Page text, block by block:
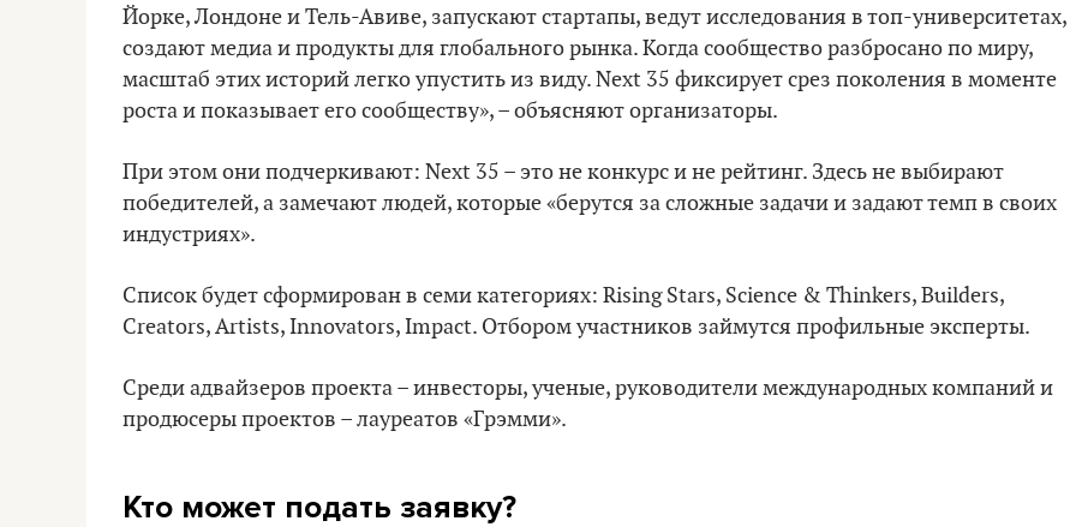
Йорке, Лондоне и Тель-Авиве, запускают стартапы, ведут исследования в топ-университетах,
создают медиа и продукты для глобального рынка. Когда сообщество разбросано по миру,
масштаб этих историй легко упустить из виду. Next 35 фиксирует срез поколения в моменте
роста и показывает его сообществу», – объясняют организаторы.
При этом они подчеркивают: Next 35 – это не конкурс и не рейтинг. Здесь не выбирают
победителей, а замечают людей, которые «берутся за сложные задачи и задают темп в своих
индустриях».
Список будет сформирован в семи категориях: Rising Stars, Science & Thinkers, Builders,
Creators, Artists, Innovators, Impact. Отбором участников займутся профильные эксперты.
Среди адвайзеров проекта – инвесторы, ученые, руководители международных компаний и
продюсеры проектов – лауреатов «Грэмми».
Кто может подать заявку?